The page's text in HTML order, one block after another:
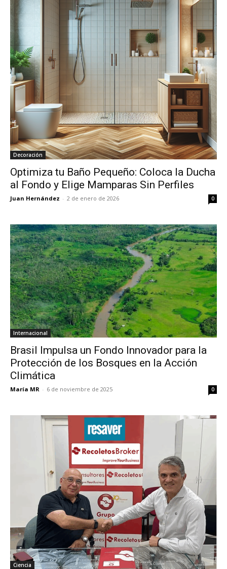
Decoración
Optimiza tu Baño Pequeño: Coloca la Ducha
al Fondo y Elige Mamparas Sin Perfiles
Juan Hernández - 2 de enero de 2026 0
Internacional
Brasil Impulsa un Fondo Innovador para la
Protección de los Bosques en la Acción
Climática
María MR - 6 de noviembre de 2025 0
Ciencia